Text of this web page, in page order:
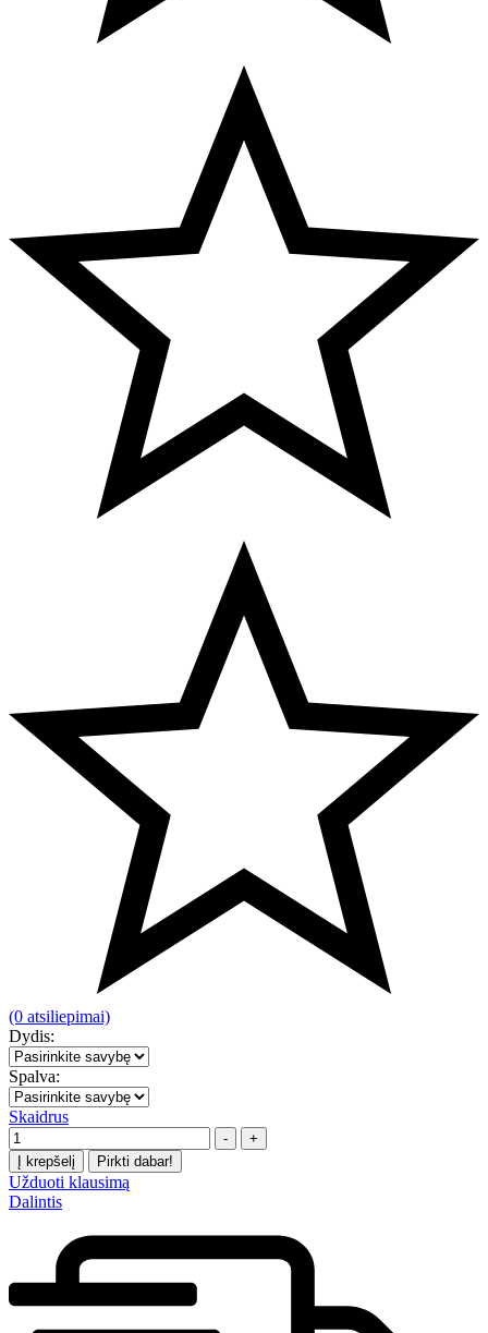
(0 atsiliepimai)
Dydis:
Spalva:
Skaidrus
Kiekis
-
+
Į krepšelį
Pirkti dabar!
Užduoti klausimą
Dalintis